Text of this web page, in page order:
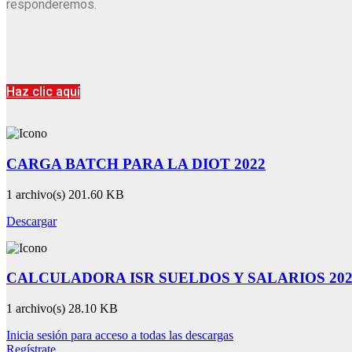
responderemos.
Haz clic aquí
CARGA BATCH PARA LA DIOT 2022
1 archivo(s) 201.60 KB
Descargar
CALCULADORA ISR SUELDOS Y SALARIOS
1 archivo(s) 28.10 KB
Inicia sesión para acceso a todas las descargas